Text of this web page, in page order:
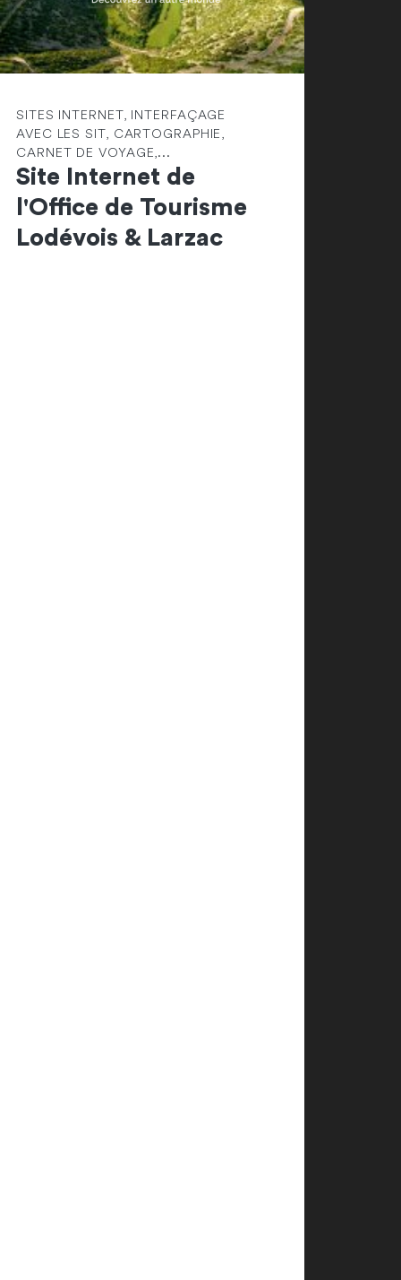
SITES INTERNET, INTERFAÇAGE
AVEC LES SIT, CARTOGRAPHIE,
CARNET DE VOYAGE,...
Site Internet de
l'Office de Tourisme
Lodévois & Larzac